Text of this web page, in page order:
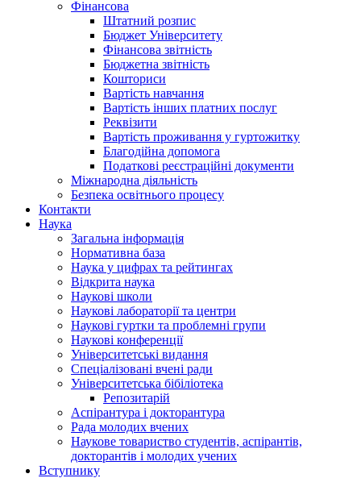
Фінансова
Штатний розпис
Бюджет Університету
Фінансова звітність
Бюджетна звітність
Кошториси
Вартість навчання
Вартість інших платних послуг
Реквізити
Вартість проживання у гуртожитку
Благодійна допомога
Податкові реєстраційні документи
Міжнародна діяльність
Безпека освітнього процесу
Контакти
Наука
Загальна інформація
Нормативна база
Наука у цифрах та рейтингах
Відкрита наука
Наукові школи
Наукові лабораторії та центри
Наукові гуртки та проблемні групи
Наукові конференції
Університетські видання
Спеціалізовані вчені ради
Університетська бібіліотека
Репозитарій
Аспірантура і докторантура
Рада молодих вчених
Наукове товариство студентів, аспірантів,
докторантів і молодих учених
Вступнику